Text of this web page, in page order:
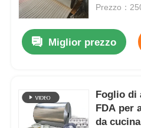
Visita alla fabbrica
Contattaci
Prezzo：
Miglior prezzo
Foglio di
FDA per
da